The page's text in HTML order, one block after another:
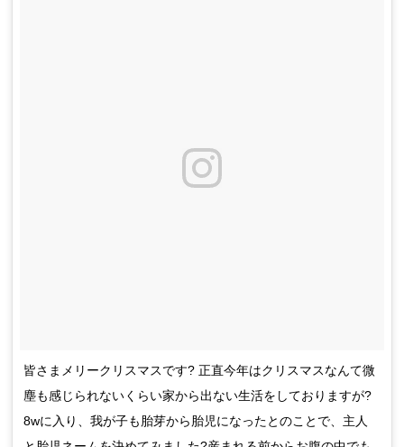
皆さまメリークリスマスです? 正直今年はクリスマスなんて微
塵も感じられないくらい家から出ない生活をしておりますが?
8wに入り、我が子も胎芽から胎児になったとのことで、主人